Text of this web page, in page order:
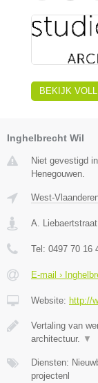
BEKIJK
Inghelbrecht Wil
Niet gevestigd
Henegouwen.
West-
A.
Tel: 0497 70 16
E-mail ›
Website: http://
Vertaling van
architectuur. ▼
Diensten:
projectenl